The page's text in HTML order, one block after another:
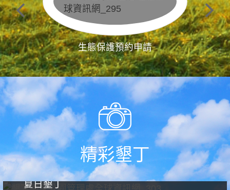
生態保護預約申請
精彩墾丁
夏日墾丁